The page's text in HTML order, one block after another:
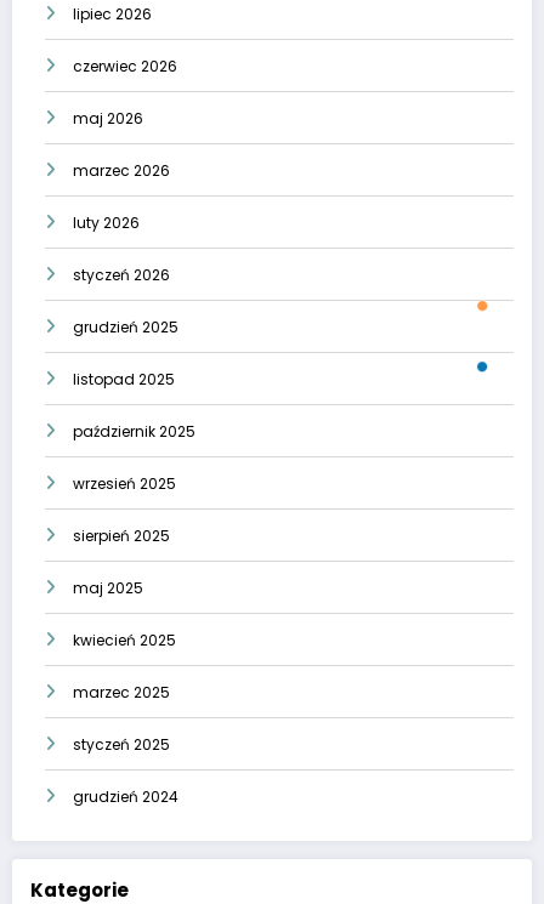
lipiec 2026
czerwiec 2026
maj 2026
marzec 2026
luty 2026
styczeń 2026
grudzień 2025
listopad 2025
październik 2025
wrzesień 2025
sierpień 2025
maj 2025
kwiecień 2025
marzec 2025
styczeń 2025
grudzień 2024
Kategorie